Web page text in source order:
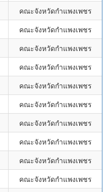
คณะจังหวัดกำแพงเพชร
คณะจังหวัดกำแพงเพชร
คณะจังหวัดกำแพงเพชร
คณะจังหวัดกำแพงเพชร
คณะจังหวัดกำแพงเพชร
คณะจังหวัดกำแพงเพชร
คณะจังหวัดกำแพงเพชร
คณะจังหวัดกำแพงเพชร
คณะจังหวัดกำแพงเพชร
คณะจังหวัดกำแพงเพชร